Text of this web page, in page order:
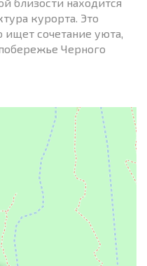
курорта. Это
ищет сочетание уюта,
Черного